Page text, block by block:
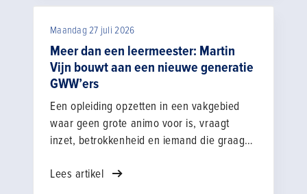
en Marktontwikkeling bij ESPEQ
Bouwopleidingen uit het Noord-Hollandse
Heerhugowaard. “Wij richten onze
opleidingen zo in dat jongeren niet alleen
de kneepjes van het vak leren, maar ook de
werknemersvaardigheden en het
zelfvertrouwen om hun plek te vinden op de
Maandag 27 juli 2026
Meer dan een leermeester: Martin
Vijn bouwt aan een nieuwe generatie
GWW’ers
Een opleiding opzetten in een vakgebied
waar geen grote animo voor is, vraagt
inzet, betrokkenheid en iemand die graag
werk’ vindt. Bij de nieuwe Grond-, Weg- en
Lees artikel